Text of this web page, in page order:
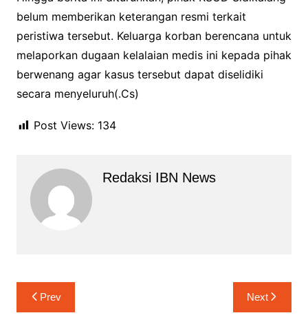
belum memberikan keterangan resmi terkait
peristiwa tersebut. Keluarga korban berencana untuk
melaporkan dugaan kelalaian medis ini kepada pihak
berwenang agar kasus tersebut dapat diselidiki
secara menyeluruh(.Cs)
Post Views: 134
Redaksi IBN News
Navigasi
pos
Prev Next